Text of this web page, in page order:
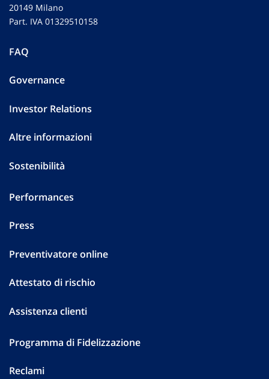
20149 Milano
Part. IVA 01329510158
FAQ
Governance
Investor Relations
Altre informazioni
Sostenibilità
Performances
Press
Preventivatore online
Attestato di rischio
Assistenza clienti
Programma di Fidelizzazione
Reclami